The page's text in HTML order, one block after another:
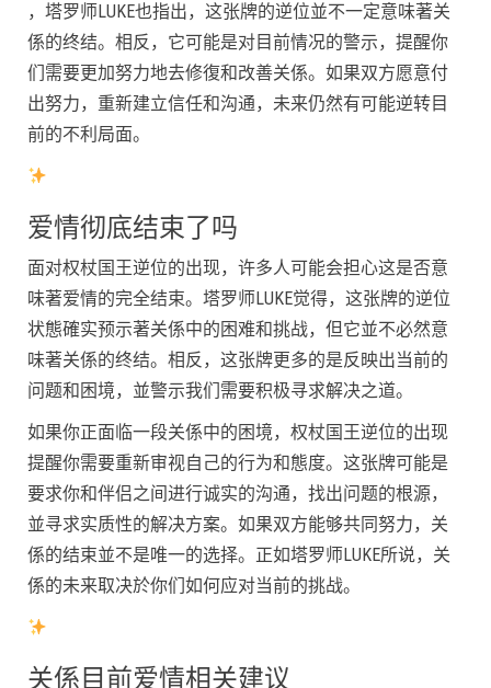
，塔罗师LUKE也指出，这张牌的逆位並不一定意味著关
係的终结。相反，它可能是对目前情况的警示，提醒你
们需要更加努力地去修復和改善关係。如果双方愿意付
出努力，重新建立信任和沟通，未来仍然有可能逆转目
前的不利局面。
爱情彻底结束了吗
面对权杖国王逆位的出现，许多人可能会担心这是否意
味著爱情的完全结束。塔罗师LUKE觉得，这张牌的逆位
状態確实预示著关係中的困难和挑战，但它並不必然意
味著关係的终结。相反，这张牌更多的是反映出当前的
问题和困境，並警示我们需要积极寻求解决之道。
如果你正面临一段关係中的困境，权杖国王逆位的出现
提醒你需要重新审视自己的行为和態度。这张牌可能是
要求你和伴侣之间进行诚实的沟通，找出问题的根源，
並寻求实质性的解决方案。如果双方能够共同努力，关
係的结束並不是唯一的选择。正如塔罗师LUKE所说，关
係的未来取决於你们如何应对当前的挑战。
关係目前爱情相关建议